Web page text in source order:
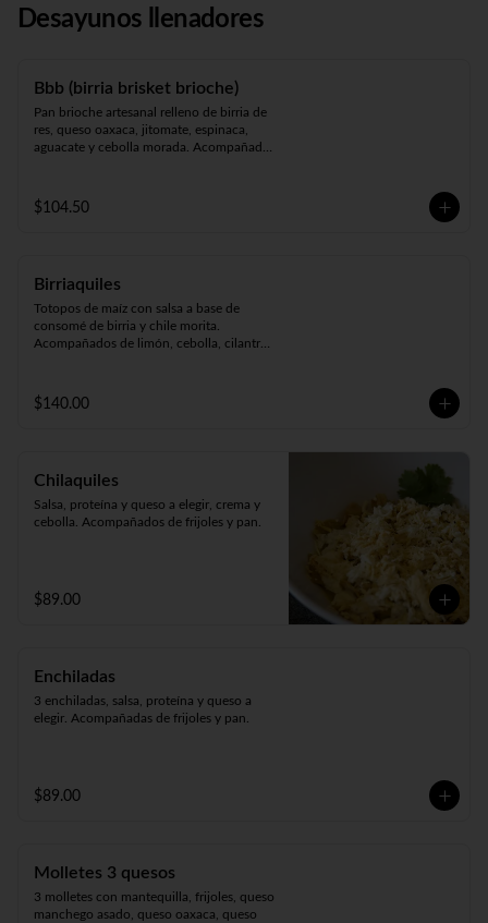
Desayunos llenadores
Bbb (birria brisket brioche)
Pan brioche artesanal relleno de birria de
res, queso oaxaca, jitomate, espinaca,
aguacate y cebolla morada. Acompañado
$104.50
Birriaquiles
Totopos de maíz con salsa a base de
consomé de birria y chile morita.
Acompañados de limón, cebolla, cilantro
$140.00
Chilaquiles
Salsa, proteína y queso a elegir, crema y
cebolla. Acompañados de frijoles y pan.
$89.00
Enchiladas
3 enchiladas, salsa, proteína y queso a
elegir. Acompañadas de frijoles y pan.
$89.00
Molletes 3 quesos
3 molletes con mantequilla, frijoles, queso
manchego asado, queso oaxaca, queso